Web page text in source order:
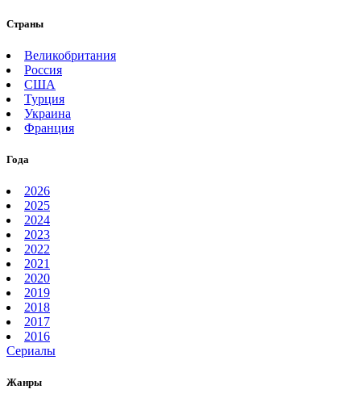
Страны
Великобритания
Россия
США
Турция
Украина
Франция
Года
2026
2025
2024
2023
2022
2021
2020
2019
2018
2017
2016
Сериалы
Жанры